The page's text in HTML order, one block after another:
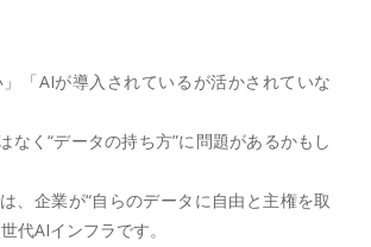
」「AIが導入されているが活かされていな
なく“データの持ち方”に問題があるかもし
、企業が“自らのデータに自由と主権を取
代AIインフラです。